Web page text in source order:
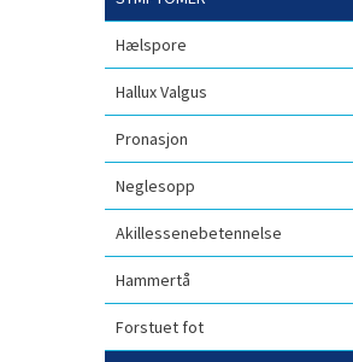
Hælspore
Hallux Valgus
Pronasjon
Neglesopp
Akillessenebetennelse
Hammertå
Forstuet fot